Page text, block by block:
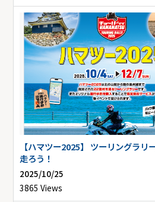
【ハマツー2025】 ツーリングラ
走ろう！
2025/10/25
3865 Views